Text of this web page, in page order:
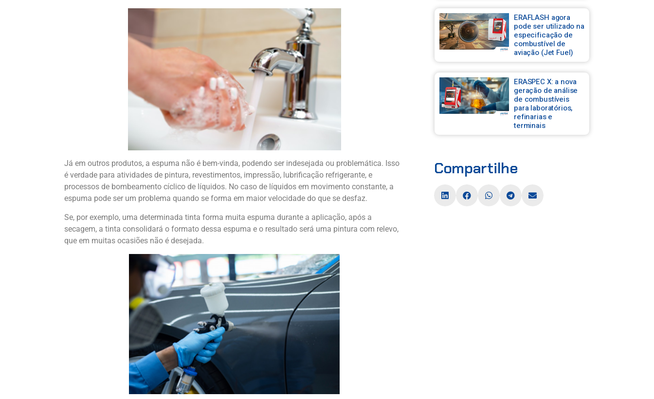
Já em outros produtos, a espuma não é bem-vinda, podendo ser indesejada ou problemática. Isso
é verdade para atividades de pintura, revestimentos, impressão, lubrificação refrigerante, e
processos de bombeamento cíclico de líquidos. No caso de líquidos em movimento constante, a
espuma pode ser um problema quando se forma em maior velocidade do que se desfaz.
Se, por exemplo, uma determinada tinta forma muita espuma durante a aplicação, após a
secagem, a tinta consolidará o formato dessa espuma e o resultado será uma pintura com relevo,
que em muitas ocasiões não é desejada.
ERAFLASH agora
pode ser utilizado na
especificação de
combustível de
aviação (Jet Fuel)
ERASPEC X: a nova
geração de análise
de combustíveis
para laboratórios,
refinarias e
terminais
Compartilhe